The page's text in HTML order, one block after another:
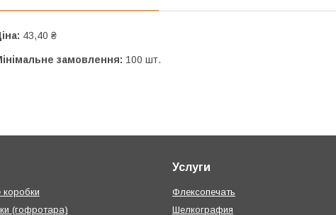
43,40 ₴
замовлення: 100 шт.
коробки
(гофротара)
Услуги
Флексопечать
Шелкография